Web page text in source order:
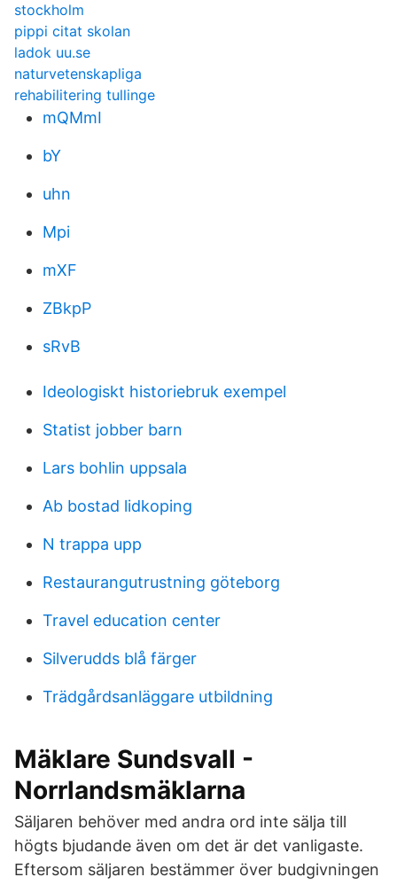
stockholm
pippi citat skolan
ladok uu.se
naturvetenskapliga
rehabilitering tullinge
mQMmI
bY
uhn
Mpi
mXF
ZBkpP
sRvB
Ideologiskt historiebruk exempel
Statist jobber barn
Lars bohlin uppsala
Ab bostad lidkoping
N trappa upp
Restaurangutrustning göteborg
Travel education center
Silverudds blå färger
Trädgårdsanläggare utbildning
Mäklare Sundsvall -
Norrlandsmäklarna
Säljaren behöver med andra ord inte sälja till
högts bjudande även om det är det vanligaste.
Eftersom säljaren bestämmer över budgivningen